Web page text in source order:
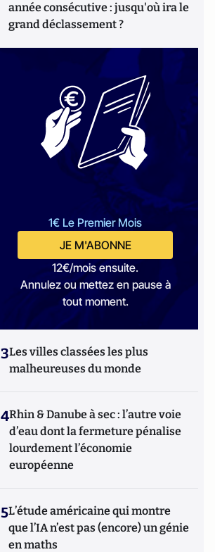
année consécutive : jusqu'où ira le
grand déclassement ?
1€ Le Premier Mois
JE M'ABONNE
12€/mois ensuite.
Annulez ou mettez en pause à
tout moment.
3Les villes classées les plus
malheureuses du monde
4Rhin & Danube à sec : l’autre voie
d’eau dont la fermeture pénalise
lourdement l’économie
européenne
5L’étude américaine qui montre
que l’IA n’est pas (encore) un génie
en maths